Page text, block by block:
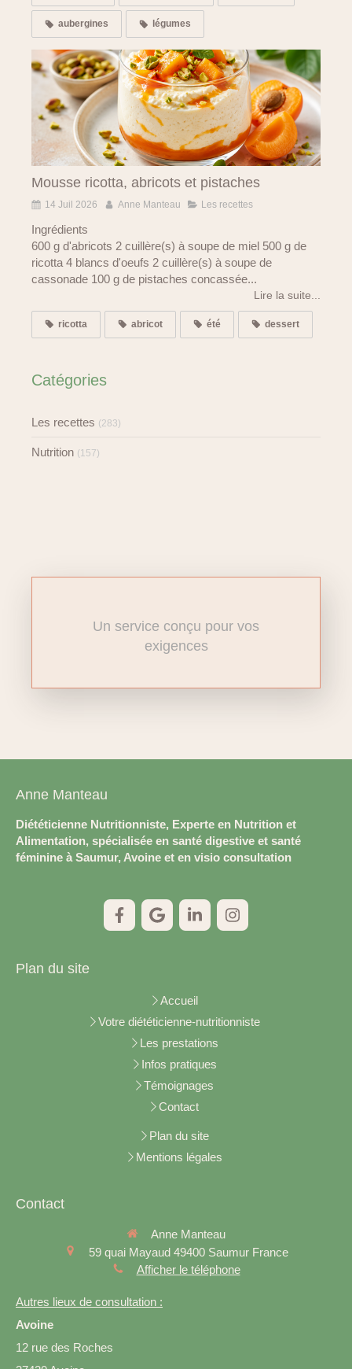
aubergines légumes
Mousse ricotta, abricots et pistaches
14 Juil 2026 Anne Manteau Les recettes
Ingrédients
600 g d'abricots 2 cuillère(s) à soupe de miel 500 g de
ricotta 4 blancs d'oeufs 2 cuillère(s) à soupe de
cassonade 100 g de pistaches concassée...
Lire la suite...
ricotta abricot été dessert
Catégories
Les recettes (283)
Nutrition (157)
Un service conçu pour vos
exigences
Anne Manteau
Diététicienne Nutritionniste, Experte en Nutrition et
Alimentation, spécialisée en santé digestive et santé
féminine à Saumur, Avoine et en visio consultation
Plan du site
Accueil
Votre diététicienne-nutritionniste
Les prestations
Infos pratiques
Témoignages
Contact
Plan du site
Mentions légales
Contact
Anne Manteau
59 quai Mayaud 49400 Saumur France
Afficher le téléphone
Autres lieux de consultation :
Avoine
12 rue des Roches